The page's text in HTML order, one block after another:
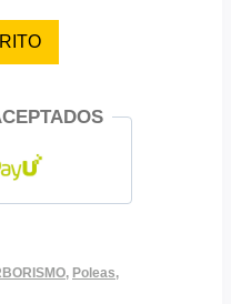
, Poleas,